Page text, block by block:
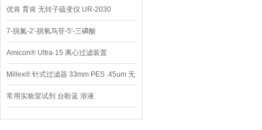
优肯 育肯 无转子硫变仪 UR-2030
7-脱氮-2′-脱氧鸟苷-5′-三磷酸
Amicon® Ultra-15 离心过滤装置
Millex® 针式过滤器 33mm PES .45um 无
菌
常用实验室试剂 台盼蓝 溶液